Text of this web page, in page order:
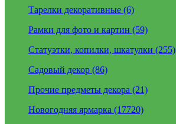
Тарелки декоративные (6)
Рамки для фото и картин (59)
Статуэтки, копилки, шкатулки (255)
Садовый декор (86)
Прочие предметы декора (21)
Новогодняя ярмарка (17720)